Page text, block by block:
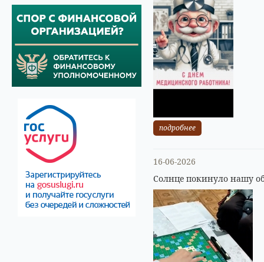
подробнее
16-06-2026
Солнце покинуло нашу